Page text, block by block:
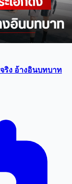
ริง อ้างอินบทบาท